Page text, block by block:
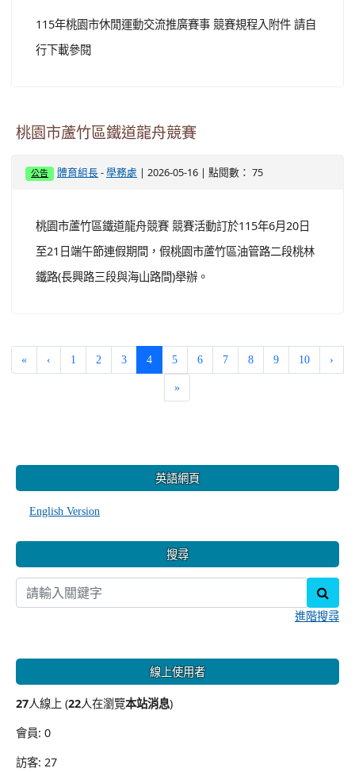
115年桃園市休閒運動交流推廣賽事 競賽規程入附件 請自
行下載參閱
桃園市蘆竹區鐵道龍舟競賽
公告 體育組長 -學務處 | 2026-05-16 | 點閱數： 75
桃園市蘆竹區鐵道龍舟競賽 競賽活動訂於115年6月20日
至21日端午節連假期間，假桃園市蘆竹區油管路二段桃林
鐵路(長興路三段與海山路間)舉辦。
« ‹ 1 2 3 4(current)
5 6 7 8 9 10 ›
»
英語網頁
English Version
搜尋
進階搜尋
線上使用者
27人線上 (22人在瀏覽本站消息)
會員: 0
訪客: 27